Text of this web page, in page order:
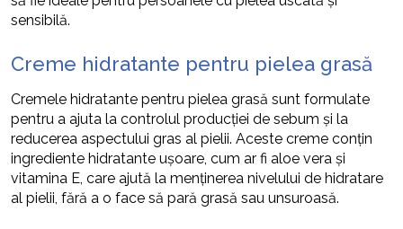
sensibilă.
Creme hidratante pentru pielea grasă
Cremele hidratante pentru pielea grasă sunt formulate
pentru a ajuta la controlul producției de sebum și la
reducerea aspectului gras al pielii. Aceste creme conțin
ingrediente hidratante ușoare, cum ar fi aloe vera și
vitamina E, care ajută la menținerea nivelului de hidratare
al pielii, fără a o face să pară grasă sau unsuroasă.